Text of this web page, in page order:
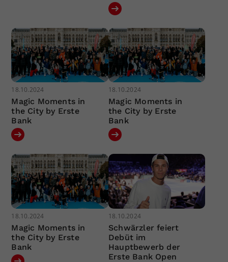
18.10.2024
Magic Moments in
the City by Erste
Bank
18.10.2024
Magic Moments in
the City by Erste
Bank
18.10.2024
Magic Moments in
the City by Erste
Bank
18.10.2024
Schwärzler feiert
Debüt im
Hauptbewerb der
Erste Bank Open